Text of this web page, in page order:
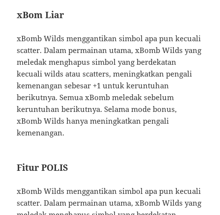
xBom Liar
xBomb Wilds menggantikan simbol apa pun kecuali
scatter. Dalam permainan utama, xBomb Wilds yang
meledak menghapus simbol yang berdekatan
kecuali wilds atau scatters, meningkatkan pengali
kemenangan sebesar +1 untuk keruntuhan
berikutnya. Semua xBomb meledak sebelum
keruntuhan berikutnya. Selama mode bonus,
xBomb Wilds hanya meningkatkan pengali
kemenangan.
Fitur POLIS
xBomb Wilds menggantikan simbol apa pun kecuali
scatter. Dalam permainan utama, xBomb Wilds yang